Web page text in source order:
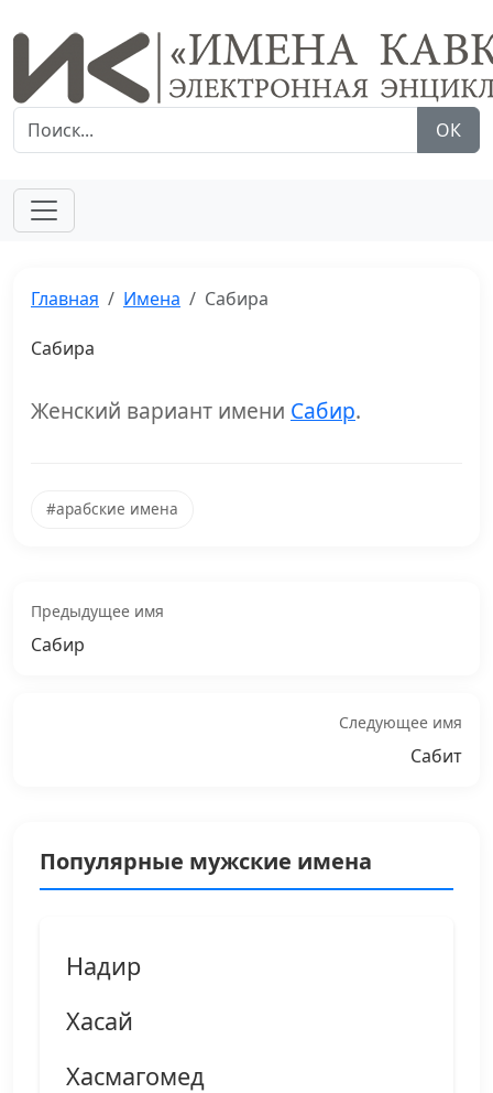
ОК
Главная Имена Сабира
Сабира
Женский вариант имени Сабир.
#арабские имена
Предыдущее имя
Сабир
Следующее имя
Сабит
Популярные мужские имена
Надир
Хасай
Хасмагомед